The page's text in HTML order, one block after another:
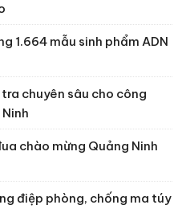
1.664 mẫu sinh phẩm ADN
chuyên sâu cho công
chào mừng Quảng Ninh
điệp phòng, chống ma túy